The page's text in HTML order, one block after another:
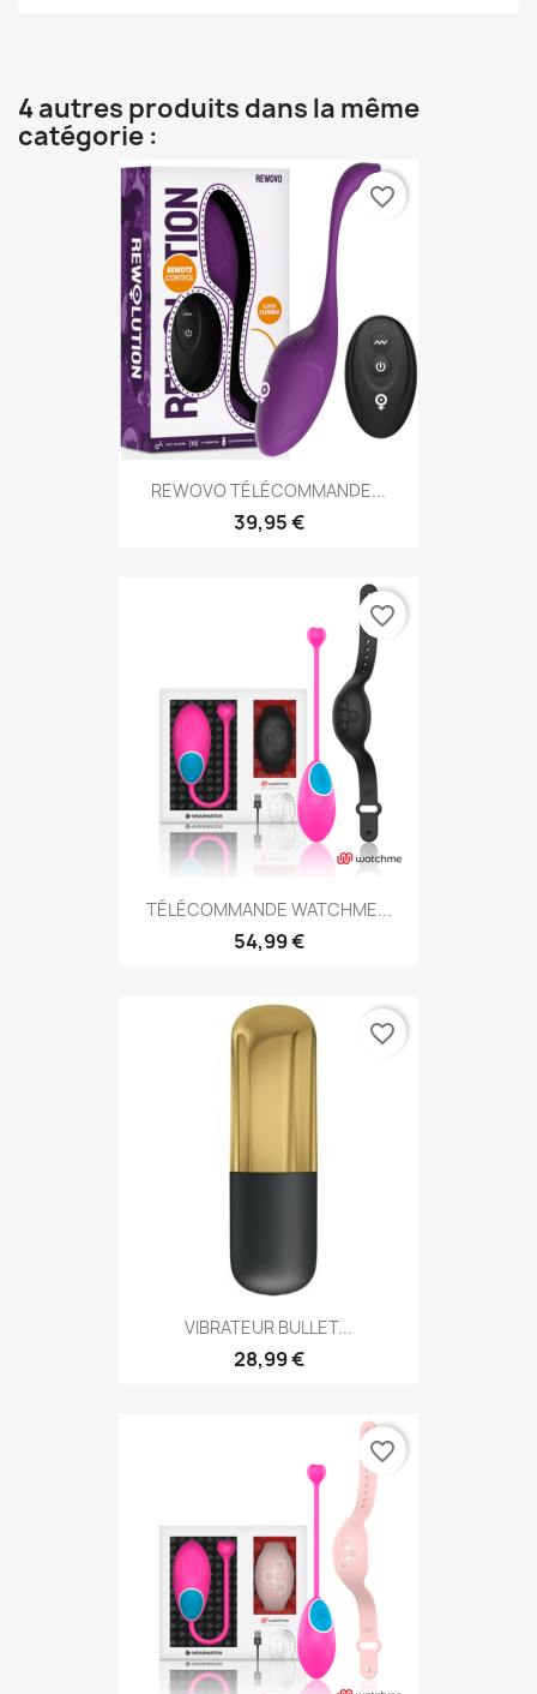
4 autres produits dans la même
catégorie :
REWOVO TÉLÉCOMMANDE...
39,95 €
favorite_border
TÉLÉCOMMANDE WATCHME...
54,99 €
favorite_border
VIBRATEUR BULLET...
28,99 €
favorite_border
favorite_border